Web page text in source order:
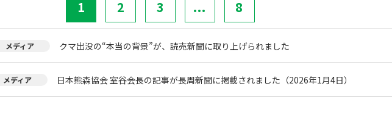
1 2 3 ... 8
メディア クマ出没の“本当の背景”が、読売新聞に取り上げられました
メディア 日本熊森協会 室谷会長の記事が長周新聞に掲載されました（2026年1月4日）